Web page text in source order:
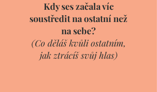
Kdy ses začala víc
soustředit na ostatní než
na sebe?
(Co děláš kvůli ostatním,
jak ztrácíš svůj hlas)